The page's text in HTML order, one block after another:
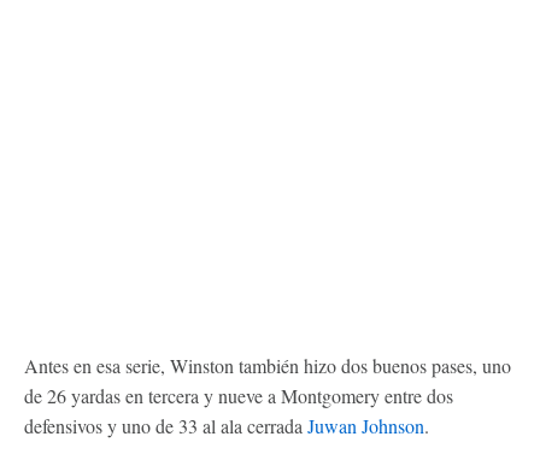
Antes en esa serie, Winston también hizo dos buenos pases, uno
de 26 yardas en tercera y nueve a Montgomery entre dos
defensivos y uno de 33 al ala cerrada Juwan Johnson.